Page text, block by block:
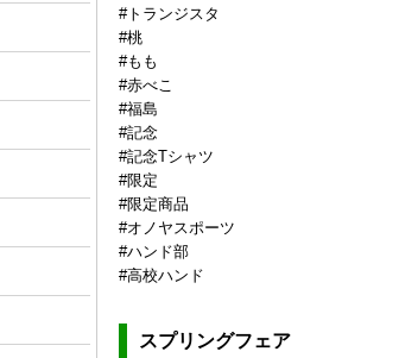
#トランジスタ
#桃
#もも
#赤べこ
#福島
#記念
#記念Tシャツ
#限定
#限定商品
#オノヤスポーツ
#ハンド部
#高校ハンド
スプリングフェア